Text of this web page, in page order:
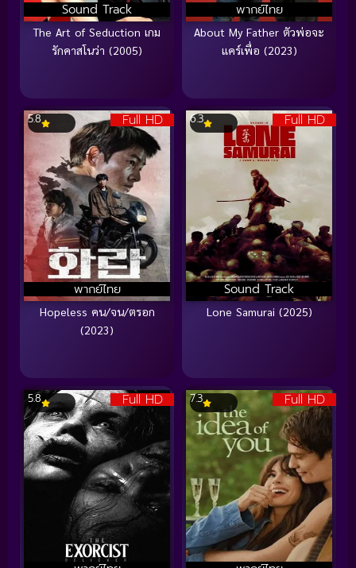
Sound Track
The Art of Seduction เกม
รักคาสโนว่า (2005)
พากย์ไทย
About My Father ตัวพ่อจะ
แคร์เพื่อ (2023)
Full HD
พากย์ไทย
5.8
Hopeless คน/จน/ตรอก
(2023)
Full HD
Sound Track
6.3
Lone Samurai (2025)
Full HD
5.8 Full HD
7.3